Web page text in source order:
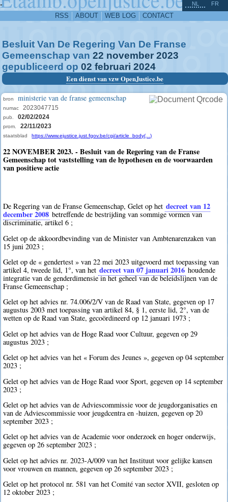
-
RSS ABOUT WEB LOG CONTACT
NL FR
Besluit Van De Regering Van De Franse
Gemeenschap van 22 november 2023
gepubliceerd op 02 februari 2024
Een dienst van vzw OpenJustice.be
bron ministerie van de franse gemeenschap
numac 2023047715
pub. 02/02/2024
prom. 22/11/2023
staatsblad https://www.ejustice.just.fgov.be/cgi/article_body(...)
22 NOVEMBER 2023. - Besluit van de Regering van de Franse
Gemeenschap tot vaststelling van de hypothesen en de voorwaarden
van positieve actie
De Regering van de Franse Gemeenschap, Gelet op het decreet van 12
december 2008 betreffende de bestrijding van sommige vormen van
discriminatie, artikel 6 ;
Gelet op de akkoordbevinding van de Minister van Ambtenarenzaken van
15 juni 2023 ;
Gelet op de « gendertest » van 22 mei 2023 uitgevoerd met toepassing van
artikel 4, tweede lid, 1°, van het decreet van 07 januari 2016 houdende
integratie van de genderdimensie in het geheel van de beleidslijnen van de
Franse Gemeenschap ;
Gelet op het advies nr. 74.006/2/V van de Raad van State, gegeven op 17
augustus 2003 met toepassing van artikel 84, § 1, eerste lid, 2°, van de
wetten op de Raad van State, gecoördineerd op 12 januari 1973 ;
Gelet op het advies van de Hoge Raad voor Cultuur, gegeven op 29
augustus 2023 ;
Gelet op het advies van het « Forum des Jeunes », gegeven op 04 september
2023 ;
Gelet op het advies van de Hoge Raad voor Sport, gegeven op 14 september
2023 ;
Gelet op het advies van de Adviescommissie voor de jeugdorganisaties en
van de Adviescommissie voor jeugdcentra en -huizen, gegeven op 20
september 2023 ;
Gelet op het advies van de Academie voor onderzoek en hoger onderwijs,
gegeven op 26 september 2023 ;
Gelet op het advies nr. 2023-A/009 van het Instituut voor gelijke kansen
voor vrouwen en mannen, gegeven op 26 september 2023 ;
Gelet op het protocol nr. 581 van het Comité van sector XVII, gesloten op
12 oktober 2023 ;
^